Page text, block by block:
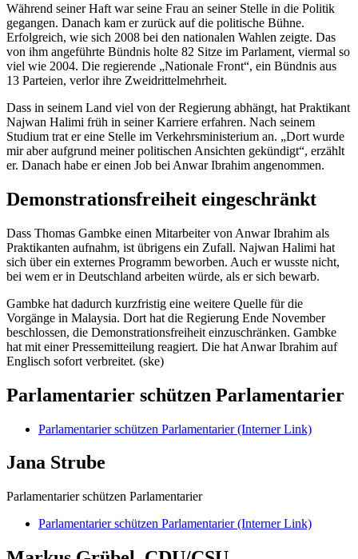
Während seiner Haft war seine Frau an seiner Stelle in die Politik
gegangen. Danach kam er zurück auf die politische Bühne.
Erfolgreich, wie sich 2008 bei den nationalen Wahlen zeigte. Das
von ihm angeführte Bündnis holte 82 Sitze im Parlament, viermal so
viel wie 2004. Die regierende „Nationale Front“, ein Bündnis aus
13 Parteien, verlor ihre Zweidrittelmehrheit.
Dass in seinem Land viel von der Regierung abhängt, hat Praktikant
Najwan Halimi früh in seiner Karriere erfahren. Nach seinem
Studium trat er eine Stelle im Verkehrsministerium an. „Dort wurde
mir aber aufgrund meiner politischen Ansichten gekündigt“, erzählt
er. Danach habe er einen Job bei Anwar Ibrahim angenommen.
Demonstrationsfreiheit eingeschränkt
Dass Thomas Gambke einen Mitarbeiter von Anwar Ibrahim als
Praktikanten aufnahm, ist übrigens ein Zufall. Najwan Halimi hat
sich über ein externes Programm beworben. Auch er wusste nicht,
bei wem er in Deutschland arbeiten würde, als er sich bewarb.
Gambke hat dadurch kurzfristig eine weitere Quelle für die
Vorgänge in Malaysia. Dort hat die Regierung Ende November
beschlossen, die Demonstrationsfreiheit einzuschränken. Gambke
hat mit einer Pressemitteilung reagiert. Die hat Anwar Ibrahim auf
Englisch sofort verbreitet. (ske)
Parlamentarier schützen Parlamentarier
Parlamentarier schützen Parlamentarier(Interner Link)
Jana Strube
Parlamentarier schützen Parlamentarier
Parlamentarier schützen Parlamentarier(Interner Link)